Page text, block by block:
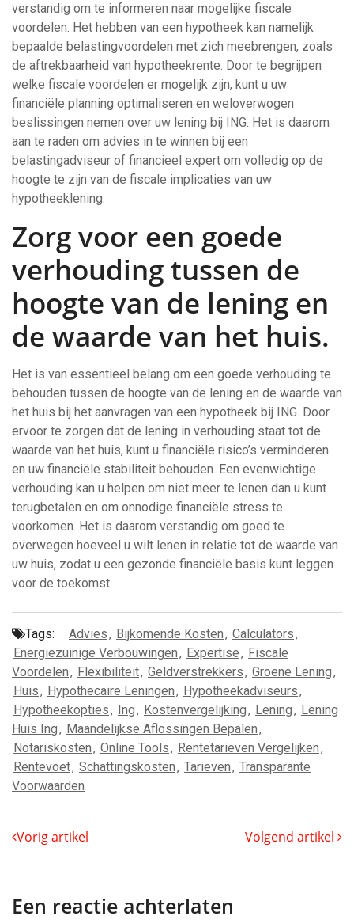
verstandig om te informeren naar mogelijke fiscale
voordelen. Het hebben van een hypotheek kan namelijk
bepaalde belastingvoordelen met zich meebrengen, zoals
de aftrekbaarheid van hypotheekrente. Door te begrijpen
welke fiscale voordelen er mogelijk zijn, kunt u uw
financiële planning optimaliseren en weloverwogen
beslissingen nemen over uw lening bij ING. Het is daarom
aan te raden om advies in te winnen bij een
belastingadviseur of financieel expert om volledig op de
hoogte te zijn van de fiscale implicaties van uw
hypotheeklening.
Zorg voor een goede
verhouding tussen de
hoogte van de lening en
de waarde van het huis.
Het is van essentieel belang om een goede verhouding te
behouden tussen de hoogte van de lening en de waarde van
het huis bij het aanvragen van een hypotheek bij ING. Door
ervoor te zorgen dat de lening in verhouding staat tot de
waarde van het huis, kunt u financiële risico’s verminderen
en uw financiële stabiliteit behouden. Een evenwichtige
verhouding kan u helpen om niet meer te lenen dan u kunt
terugbetalen en om onnodige financiële stress te
voorkomen. Het is daarom verstandig om goed te
overwegen hoeveel u wilt lenen in relatie tot de waarde van
uw huis, zodat u een gezonde financiële basis kunt leggen
voor de toekomst.
Tags: Advies, Bijkomende Kosten, Calculators,
Energiezuinige Verbouwingen, Expertise, Fiscale
Voordelen, Flexibiliteit, Geldverstrekkers, Groene Lening,
Huis, Hypothecaire Leningen, Hypotheekadviseurs,
Hypotheekopties, Ing, Kostenvergelijking, Lening, Lening
Huis Ing, Maandelijkse Aflossingen Bepalen,
Notariskosten, Online Tools, Rentetarieven Vergelijken,
Rentevoet, Schattingskosten, Tarieven, Transparante
Voorwaarden
Vorig artikel Volgend artikel
Een reactie achterlaten